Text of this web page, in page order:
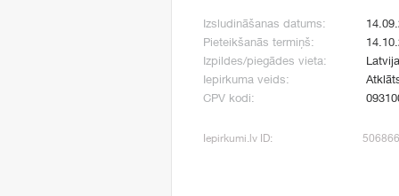
Izsludināšanas datums:
Pieteikšanās termiņš:
Izpildes/piegādes vieta:
Iepirkuma veids:
CPV kodi:
Iepirkumi.lv ID: